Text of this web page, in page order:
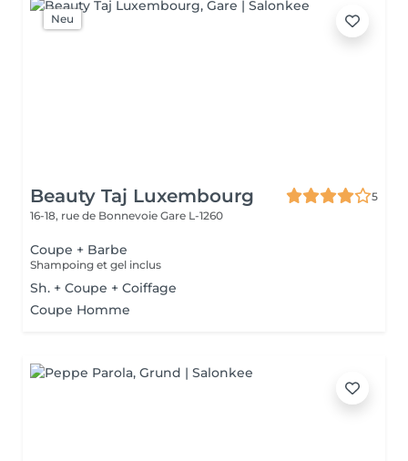
Neu
Beauty Taj Luxembourg
5
16-18, rue de Bonnevoie Gare L-1260
Coupe + Barbe
Shampoing et gel inclus
Sh. + Coupe + Coiffage
Coupe Homme